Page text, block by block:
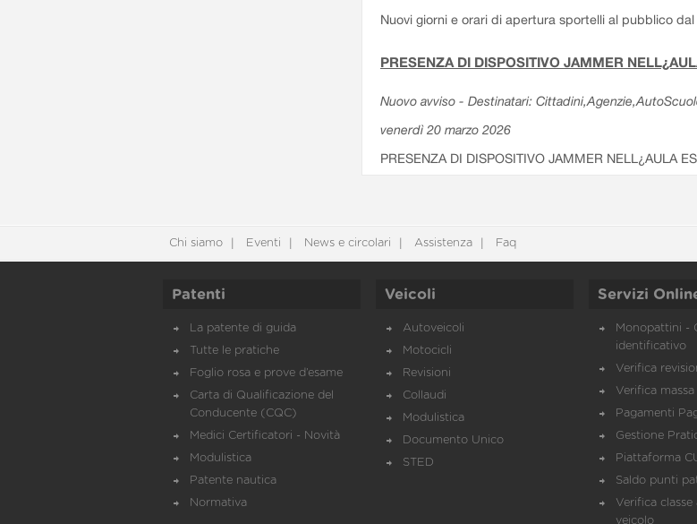
Nuovi giorni e orari di apertura sportelli al pubblico
PRESENZA DI DISPOSITIVO JAMMER
Nuovo avviso - Destinatari:
venerdì 20 marzo 2026
PRESENZA DI DISPOSITIVO JAMMER NELL¿AULA
Chi siamo Eventi News e circolari Assistenza Faq
Patenti
La patente di guida
Tutte le pratiche
Foglio rosa e prove d’esame
Carta di Qualificazione del
Conducente (CQC)
Medici Certificatori - Novità
Modulistica
Patente nautica
Normativa
Veicoli
Autoveicoli
Motocicli
Revisioni
Collaudi
Modulistica
Documento Unico
STED
Servizi
Monopattini -
identificativo
Verifica
Verifica
Pagamenti
Gestione
Piattaforma
Saldo punti
Verifica classe
veicolo